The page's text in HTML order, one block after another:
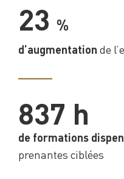
23 %
d’augmentation de
837 h
de formations
prenantes ciblées